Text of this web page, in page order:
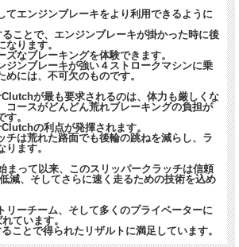
ークラッチには最初にセットされ
ングと、スペアのスプリングが2
）
問 □■□
チ以外に必要なものはありますか（クラッ
ありません。クラッチバスケット、クラッ
品を使用します。
てエンジンブレーキをより利用できるように
ことで、エンジンブレーキが掛かった時に後
ります。
なブレーキングを体験できます。
ジンブレーキが強い４ストロークマシンに乗
めには、不可欠のものです。
が最も要求されるのは、体力も厳しくな
コースがどんどん荒れブレーキングの負担が
。
の利点が発揮されます。
チは荒れた路面でも後輪の跳ねを減らし、ラ
ます。
まって以来、このスリッパークラッチは信頼
減、そしてさらに速く走るための技術を込め
リーチーム、そして多くのプライベーターに
ています。
ことで得られたリザルトに満足しています。